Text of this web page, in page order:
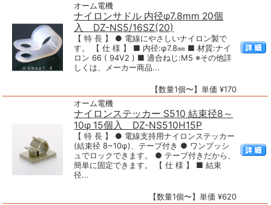
オーム電機
ナイロンサドル 内径φ7.8mm 20個
入 DZ-NS5/16SZ(20)
【 特 長 】 ● 電線にやさしいナイロン製で
す。 【 仕 様 】 ■ 内径:φ7.8㎜ ■ 材質:ナイ
ロン 66 ( 94V2 ) ■ 適合ねじ:M5 ※その他詳
しくは、メーカー商品...
【数量1個〜】単価 ¥170
オーム電機
ナイロンステッカー S510 結束径8～
10φ 15個入 DZ-NS510H15P
【 特 長 】 ● 電線支持用ナイロンステッカー
(結束径 8~10φ)、テープ付き ● ワンプッシ
ュでロックできます。 ● テープ付きだから、
簡単に固定できます。 【 仕 様 】 ■ 結束
径...
【数量1個〜】単価 ¥620